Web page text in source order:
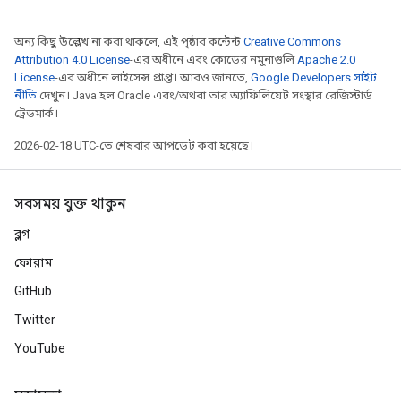
অন্য কিছু উল্লেখ না করা থাকলে, এই পৃষ্ঠার কন্টেন্ট Creative Commons
Attribution 4.0 License-এর অধীনে এবং কোডের নমুনাগুলিApache 2.0
License-এর অধীনে লাইসেন্স প্রাপ্ত। আরও জানতে, Google Developers সাইট
নীতি দেখুন। Java হল Oracle এবং/অথবা তার অ্যাফিলিয়েট সংস্থার রেজিস্টার্ড
ট্রেডমার্ক।
2026-02-18 UTC-তে শেষবার আপডেট করা হয়েছে।
সবসময় যুক্ত থাকুন
ব্লগ
ফোরাম
GitHub
Twitter
YouTube